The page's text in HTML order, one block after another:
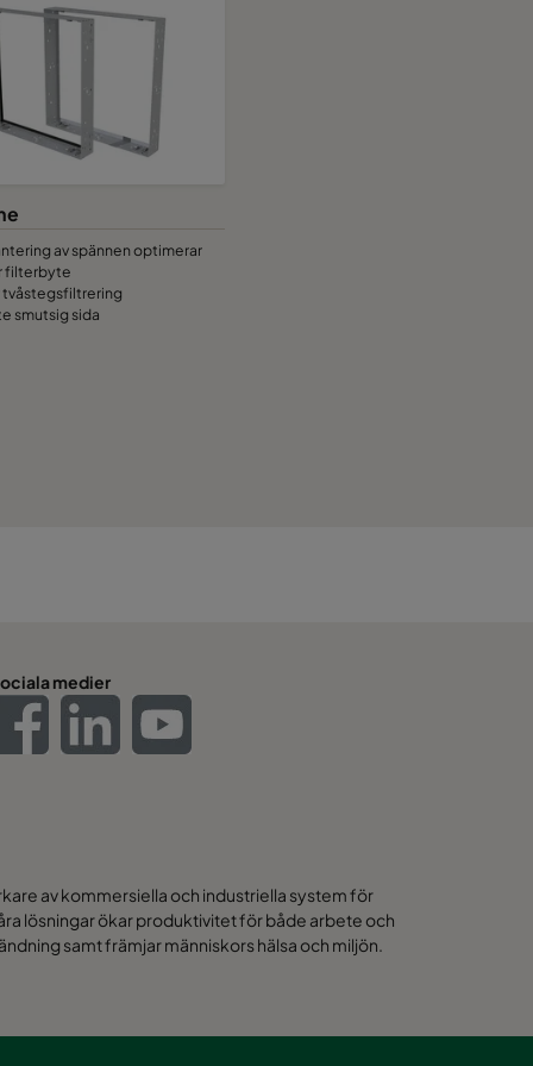
av spännen optimerar
filterbyte
tvåstegsfiltrering
smutsig sida
medier
av kommersiella och industriella system för
lösningar ökar produktivitet för både arbete och
samt främjar människors hälsa och miljön.